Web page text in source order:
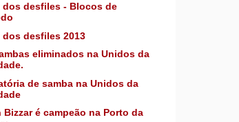
dos desfiles - Blocos de
dos desfiles 2013
eliminados na Unidos da
de samba na Unidos da
Bizzar é campeão na Porto da